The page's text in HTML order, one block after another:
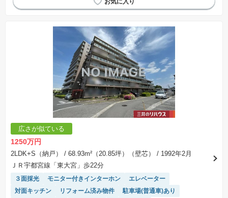
広さが似ている
1250万円
2LDK+S（納戸） / 68.93m²（20.85坪）（壁芯）
/ 1992年2月
ＪＲ宇都宮線「東大宮」歩22分
３面採光 モニター付きインターホン
エレベーター
対面キッチン
リフォーム済み物件 駐車場(普通車)あり